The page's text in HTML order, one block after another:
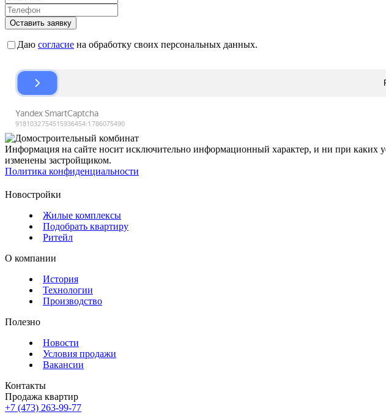
Оставить заявку
Даю согласие на обработку своих персональных данных.
Информация на сайте носит исключительно информационный характер, и ни при каких
изменены застройщиком.
Политика конфиденциальности
Новостройки
Жилые комплексы
Подобрать квартиру
Ритейл
О компании
История
Технологии
Производство
Полезно
Новости
Условия продажи
Вакансии
Контакты
Продажа квартир
+7 (473) 263-99-77